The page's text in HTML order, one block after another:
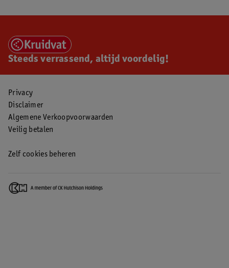
Steeds verrassend, altijd voordelig!
Privacy
Disclaimer
Algemene Verkoopvoorwaarden
Veilig betalen
Zelf cookies beheren